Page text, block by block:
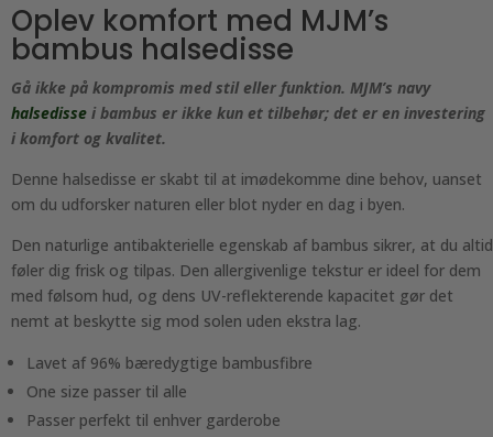
Oplev komfort med MJM’s
bambus halsedisse
Gå ikke på kompromis med stil eller funktion. MJM’s navy
halsedisse i bambus er ikke kun et tilbehør; det er en investering
i komfort og kvalitet.
Denne halsedisse er skabt til at imødekomme dine behov, uanset
om du udforsker naturen eller blot nyder en dag i byen.
Den naturlige antibakterielle egenskab af bambus sikrer, at du altid
føler dig frisk og tilpas. Den allergivenlige tekstur er ideel for dem
med følsom hud, og dens UV-reflekterende kapacitet gør det
nemt at beskytte sig mod solen uden ekstra lag.
Lavet af 96% bæredygtige bambusfibre
One size passer til alle
Passer perfekt til enhver garderobe